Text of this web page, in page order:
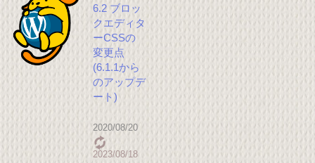
6.2 ブロッ
クエディタ
ーCSSの
変更点
(6.1.1から
のアップデ
ート)
2020/08/20
2023/08/18